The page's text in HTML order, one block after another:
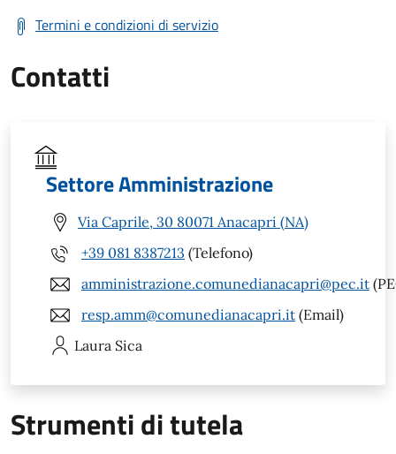
Termini e condizioni di servizio
Contatti
Settore Amministrazione
Via Caprile, 30 80071 Anacapri (NA)
+39 081 8387213 (Telefono)
amministrazione.comunedianacapri@pec.it
resp.amm@comunedianacapri.it (Email)
Laura Sica
Strumenti di tutela